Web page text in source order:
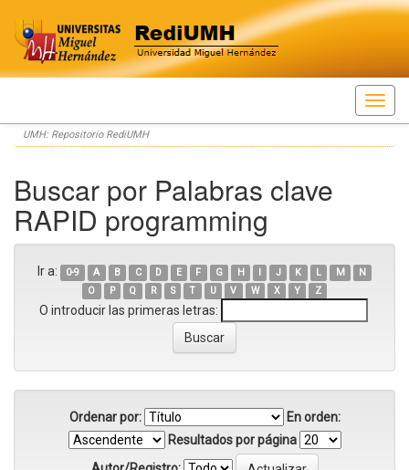
Skip
navigation
UMH: Repositorio RediUMH
Buscar por Palabras clave
RAPID programming
Ir a: 0-9 A B C D E F G H I J K L M
N
O
P Q R S T U V W X Y Z
O introducir las primeras letras:
Ordenar por:
En orden:
Resultados por página